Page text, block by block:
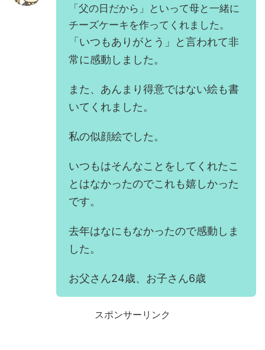
「父の日だから」といって母と一緒に
チーズケーキを作ってくれました。
「いつもありがとう」と言われて非
常に感動しました。
また、あんまり得意ではない絵も書
いてくれました。
私の似顔絵でした。
いつもはそんなことをしてくれたこ
とはなかったのでこれも嬉しかった
です。
去年はなにもなかったので感動しま
した。
お父さん24歳、お子さん6歳
スポンサーリンク